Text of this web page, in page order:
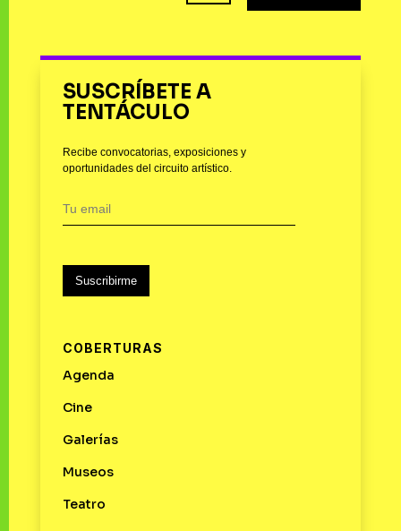
SUSCRÍBETE A
TENTÁCULO
Recibe convocatorias, exposiciones y
oportunidades del circuito artístico.
Suscribirme
COBERTURAS
Agenda
Cine
Galerías
Museos
Teatro